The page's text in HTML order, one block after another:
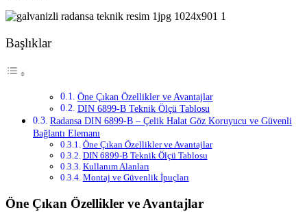
Başlıklar
Öne Çıkan Özellikler ve Avantajlar
DIN 6899-B Teknik Ölçü Tablosu
Radansa DIN 6899-B – Çelik Halat Göz Koruyucu ve Güvenli
Bağlantı Elemanı
Öne Çıkan Özellikler ve Avantajlar
DIN 6899-B Teknik Ölçü Tablosu
Kullanım Alanları
Montaj ve Güvenlik İpuçları
Öne Çıkan Özellikler ve Avantajlar